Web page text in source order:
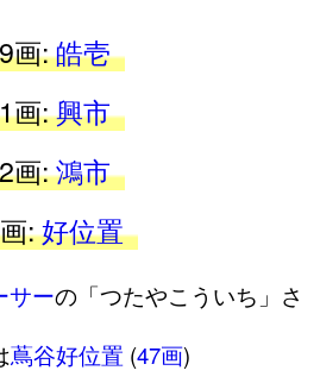
画:皓壱
画:興市
画:鴻市
:好位置
サーの「つたやこういち」さ
蔦谷好位置 (47画)